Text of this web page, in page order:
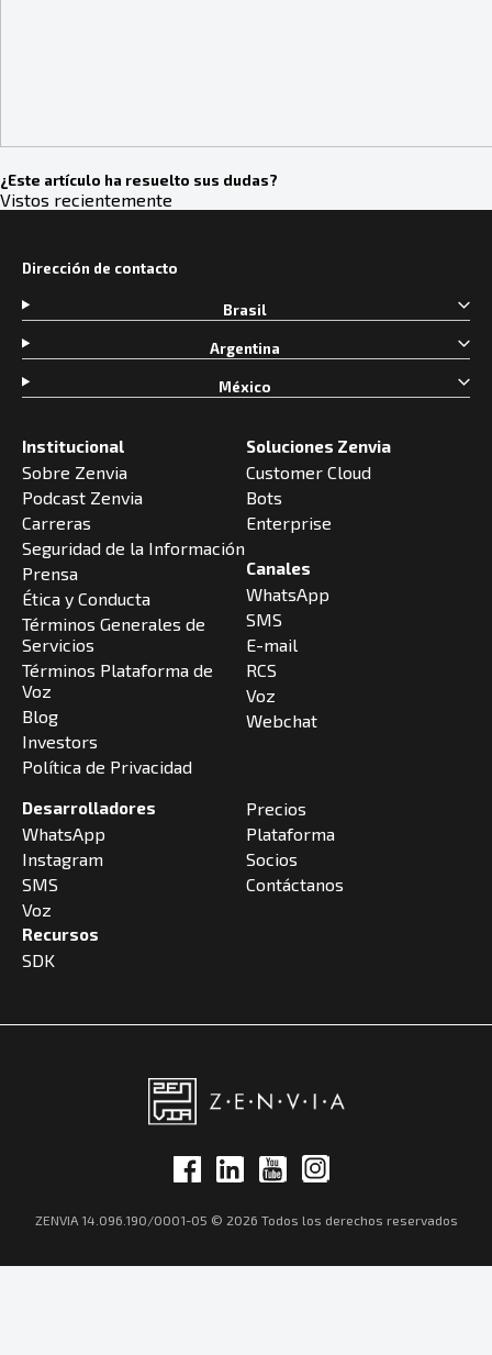
¿Este artículo ha resuelto sus dudas?
Vistos recientemente
Institucional
Sobre Zenvia
Podcast Zenvia
Carreras
Seguridad de la Información
Prensa
Ética y Conducta
Términos Generales de
Servicios
Términos Plataforma de
Voz
Blog
Investors
Política de Privacidad
Soluciones Zenvia
Customer Cloud
Bots
Enterprise
Canales
WhatsApp
SMS
E-mail
RCS
Voz
Webchat
Desarrolladores
WhatsApp
Instagram
SMS
Voz
Recursos
SDK
Precios
Plataforma
Socios
Contáctanos
Dirección de contacto
Brasil
Argentina
México
ZENVIA 14.096.190/0001-05 © 2026 Todos los derechos reservados